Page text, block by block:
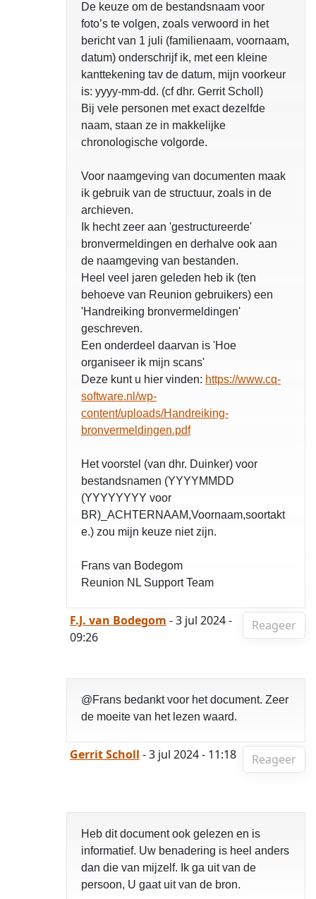
De keuze om de bestandsnaam voor
foto’s te volgen, zoals verwoord in het
bericht van 1 juli (familienaam, voornaam,
datum) onderschrijf ik, met een kleine
kanttekening tav de datum, mijn voorkeur
is: yyyy-mm-dd. (cf dhr. Gerrit Scholl)
Bij vele personen met exact dezelfde
naam, staan ze in makkelijke
chronologische volgorde.
Voor naamgeving van documenten maak
ik gebruik van de structuur, zoals in de
archieven.
Ik hecht zeer aan 'gestructureerde'
bronvermeldingen en derhalve ook aan
de naamgeving van bestanden.
Heel veel jaren geleden heb ik (ten
behoeve van Reunion gebruikers) een
'Handreiking bronvermeldingen'
geschreven.
Een onderdeel daarvan is 'Hoe
organiseer ik mijn scans'
Deze kunt u hier vinden: https://www.cq-
software.nl/wp-
content/uploads/Handreiking-
bronvermeldingen.pdf
Het voorstel (van dhr. Duinker) voor
bestandsnamen (YYYYMMDD
(YYYYYYYY voor
BR)_ACHTERNAAM,Voornaam,soortakt
e.) zou mijn keuze niet zijn.
Frans van Bodegom
Reunion NL Support Team
Reageer
F.J. van Bodegom - 3 jul 2024 -
09:26
@Frans bedankt voor het document. Zeer
de moeite van het lezen waard.
Reageer
Gerrit Scholl - 3 jul 2024 - 11:18
Heb dit document ook gelezen en is
informatief. Uw benadering is heel anders
dan die van mijzelf. Ik ga uit van de
persoon, U gaat uit van de bron.